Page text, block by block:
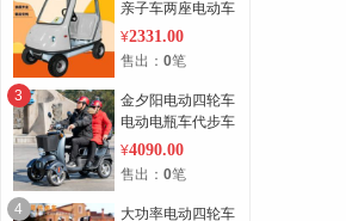
亲子车两座电动车
四轮
¥2331.00
售出： 0笔
3
金夕阳电动四轮车
电动电瓶车代步车
老年人电动车成人
家用接送孩子
¥4090.00
售出： 0笔
4
大功率电动四轮车